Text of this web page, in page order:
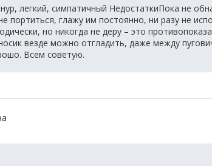
легкий, симпатичный НедостаткиПока не
портиться, глажу им постоянно, ни разу не
но никогда не деру – это
везде можно отгладить, даже между
Всем советую.